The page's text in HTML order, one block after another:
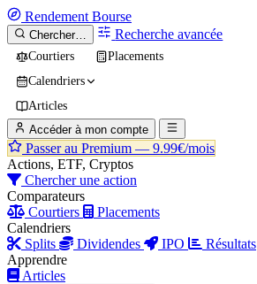
Rendement Bourse
Chercher… Recherche avancée
Courtiers
Placements
Calendriers
Articles
Accéder à mon compte
Passer au Premium — 9.99€/mois
Actions, ETF, Cryptos
Chercher une action
Comparateurs
Courtiers
Placements
Calendriers
Splits
Dividendes IPO
Résultats
Apprendre
Articles